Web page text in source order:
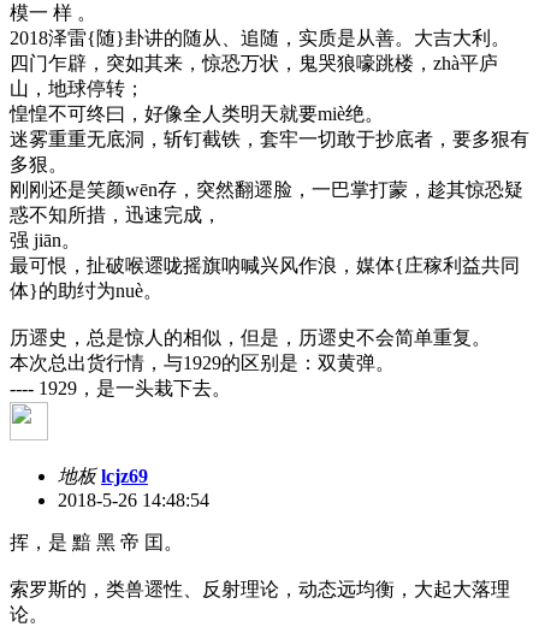
模一 样 。
2018泽雷{随}卦讲的随从、追随，实质是从善。大吉大利。
四门乍辟，突如其来，惊恐万状，鬼哭狼嚎跳楼，zhà平庐
山，地球停转；
惶惶不可终曰，好像全人类明天就要miè绝。
迷雾重重无底洞，斩钉截铁，套牢一切敢于抄底者，要多狠有
多狠。
刚刚还是笑颜wēn存，突然翻遝脸，一巴掌打蒙，趁其惊恐疑
惑不知所措，迅速完成，
强 jiān。
最可恨，扯破喉遝咙摇旗呐喊兴风作浪，媒体{庄稼利益共同
体}的助纣为nuè。
历遝史，总是惊人的相似，但是，历遝史不会简单重复。
本次总出货行情，与1929的区别是：双黄弹。
---- 1929，是一头栽下去。
地板 lcjz69
2018-5-26 14:48:54
挥，是 黯 黑 帝 囯。
索罗斯的，类兽遝性、反射理论，动态远均衡，大起大落理
论。